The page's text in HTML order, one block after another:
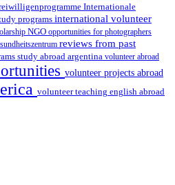
Internationale
programsinternational volunteer
NGO opportunities for photographers
reviews from past
study abroad argentina volunteer abroad
volunteer projects abroad
volunteer teaching english abroad